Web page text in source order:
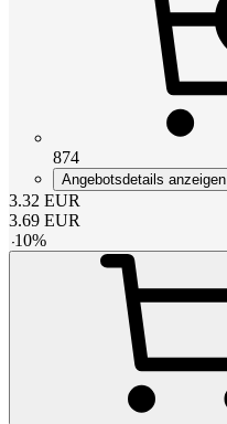
874
Angebotsdetails anzeigen
3.32 EUR
3.69 EUR
-10%